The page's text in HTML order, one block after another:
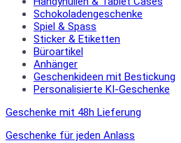
Schokoladengeschenke
Spiel & Spass
Sticker & Etiketten
Büroartikel
Anhänger
Geschenkideen mit Bestickung
Personalisierte KI-Geschenke
Geschenke mit 48h Lieferung
Geschenke für jeden Anlass